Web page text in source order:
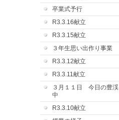
卒業式予行
R3.3.16献立
R3.3.15献立
３年生思い出作り事業
R3.3.12献立
R3.3.11献立
３月１１日 今日の豊渓
中
R3.3.10献立